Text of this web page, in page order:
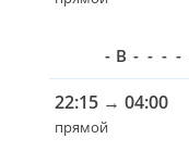
- В - - - -
22:15 → 04:00
прямой